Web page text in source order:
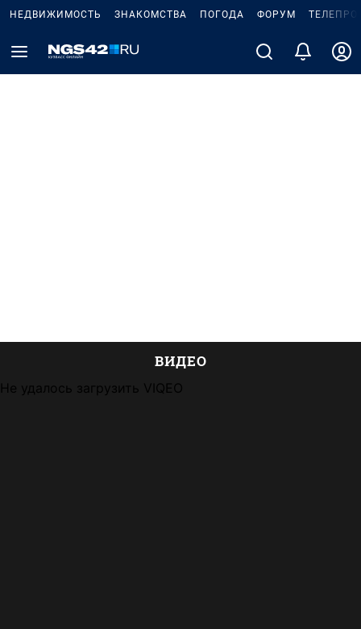
НЕДВИЖИМОСТЬ ЗНАКОМСТВА ПОГОДА ФОРУМ
ВИДЕО
Не удалось загрузить VIQEO